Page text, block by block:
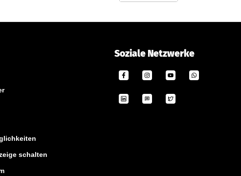
schalten
Soziale Netzwerke